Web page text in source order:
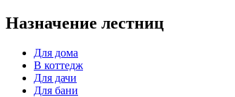
Назначение лестниц
Для дома
В коттедж
Для дачи
Для бани